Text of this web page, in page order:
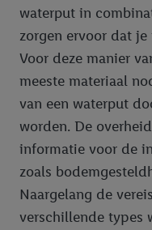
waterput in
zorgen ervoor dat
Voor deze manier
meeste materiaal
van een waterput
worden. De
informatie voor de
zoals
Naargelang de
verschillende types